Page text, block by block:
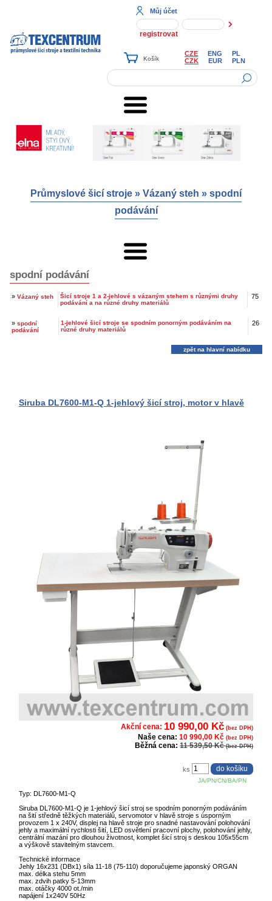
Můj účet
registrovat
CZE ENG
PL
CZK
EUR PLN
Průmyslové šicí stroje » Vázaný steh » spodní
podávání
spodní podávání
» Vázaný steh
Šicí stroje 1 a 2-jehlové s vázaným stehem s různými druhy
podávání a na různé druhy materiálů
75
» spodní
podávání
1-jehlové šicí stroje se spodním ponorným podáváním na
různé druhy materiálů
26
zpět na hlavní nabídku
Siruba DL7600-M1-Q 1-jehlový šicí stroj, motor v hlavě
Akční cena: 10 990,00 Kč (bez DPH)
Naše cena: 10 990,00 Kč (bez DPH)
Běžná cena: 11 539,50 Kč(bez DPH)
JA/PN/CN/BA/PN
ks
Typ: DL7600-M1-Q
Siruba DL7600-M1-Q je 1-jehlový šicí stroj se spodním ponorným podáváním
na šití středně těžkých materiálů, servomotor v hlavě stroje s úsporným
provozem 1 x 240V, displej na hlavě stroje pro snadné nastavování polohování
jehly a maximální rychlosti šití, LED osvětlení pracovní plochy, polohování jehly,
centrální mazání pro dlouhou životnost, komplet šicí stroj s deskou 105x55cm
a výškově stavitelným stavcem.
Technické informace
Jehly 16x231 (DBx1) síla 11-18 (75-110) doporučujeme japonský ORGAN
max. délka stehu 5mm
max. zdvih patky 5-13mm
max. otáčky 4000 ot./min
napájení 1x240V 50Hz